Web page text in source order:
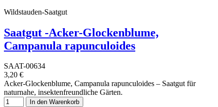
Wildstauden-Saatgut
Saatgut -Acker-Glockenblume,
Campanula rapunculoides
SAAT-00634
3,20 €
Acker-Glockenblume, Campanula rapunculoides – Saatgut für
naturnahe, insektenfreundliche Gärten.
In den Warenkorb